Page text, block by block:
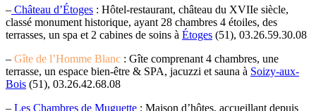
– Château d’Étoges : Hôtel-restaurant, château du XVIIe siècle,
classé monument historique, ayant 28 chambres 4 étoiles, des
terrasses, un spa et 2 cabines de soins à Étoges (51), 03.26.59.30.08
– Gîte de l’Homme Blanc : Gîte comprenant 4 chambres, une
terrasse, un espace bien-être & SPA, jacuzzi et sauna à Soizy-aux-
Bois (51), 03.26.42.68.08
– Les Chambres de Muguette : Maison d’hôtes, accueillant depuis